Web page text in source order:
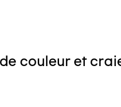
Cécile
couleur et